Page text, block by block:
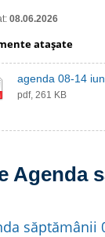
08.06.2026
ataşate
agenda 08-14
pdf, 261 KB
Agenda
săptămânii